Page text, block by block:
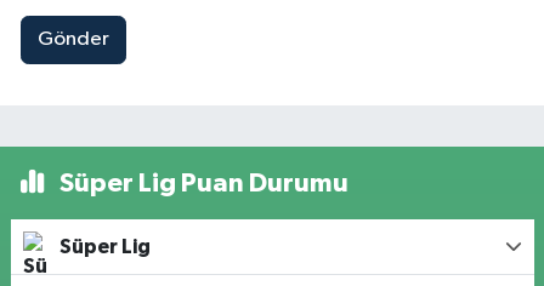
Gönder
Süper Lig Puan Durumu
Süper Lig